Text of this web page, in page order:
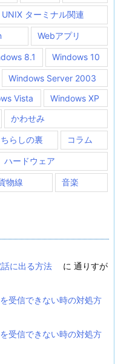
UNIX ターミナル関連
Webアプリ
8.1 Windows 10
Windows Server 2003
Vista
Windows XP
かわせみ
ちらしの裏 コラム
ハードウェア
物線 音楽
に出る方法 に 通りすが
受信できない時の対処方
受信できない時の対処方